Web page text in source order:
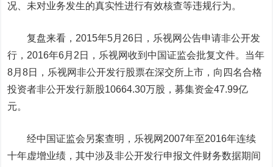
况、未对业务发生的真实性进行有效核查等违规行为。
复盘来看，2015年5月26日，乐视网公告申请非公开发
行，2016年6月2日，乐视网收到中国证监会批复文件。当年
8月8日，乐视网非公开发行股票在深交所上市，向四名合格
投资者非公开发行新股10664.30万股，募集资金47.99亿
元。
经中国证监会另案查明，乐视网2007年至2016年连续
十年虚增业绩，其中涉及非公开发行申报文件财务数据期间